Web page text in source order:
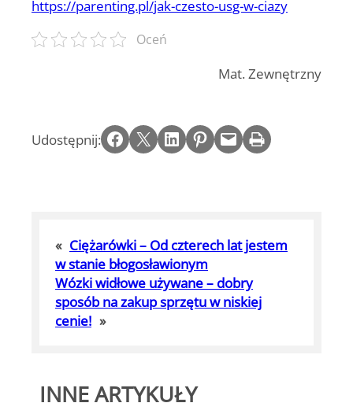
https://parenting.pl/jak-czesto-usg-w-ciazy
Oceń
Mat. Zewnętrzny
Udostępnij: Share on Facebook Email this Page Share on LinkedIn Share on Pinterest Email this Page Print this Page
« Ciężarówki – Od czterech lat jestem
w stanie błogosławionym
Wózki widłowe używane – dobry
sposób na zakup sprzętu w niskiej
cenie! »
INNE ARTYKUŁY